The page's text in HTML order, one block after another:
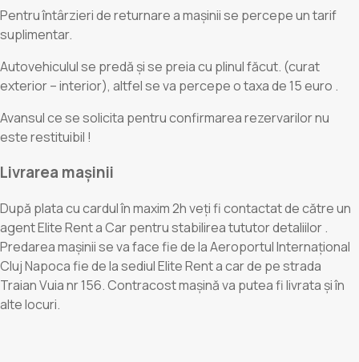
Pentru întârzieri de returnare a mașinii se percepe un tarif
suplimentar.
Autovehiculul se predă și se preia cu plinul făcut. (curat
exterior – interior), altfel se va percepe o taxa de 15 euro .
Avansul ce se solicita pentru confirmarea rezervarilor nu
este restituibil !
Livrarea mașinii
După plata cu cardul în maxim 2h veți fi contactat de către un
agent Elite Rent a Car pentru stabilirea tututor detaliilor .
Predarea mașinii se va face fie de la Aeroportul Internațional
Cluj Napoca fie de la sediul Elite Rent a car de pe strada
Traian Vuia nr 156. Contracost mașină va putea fi livrata și în
alte locuri.